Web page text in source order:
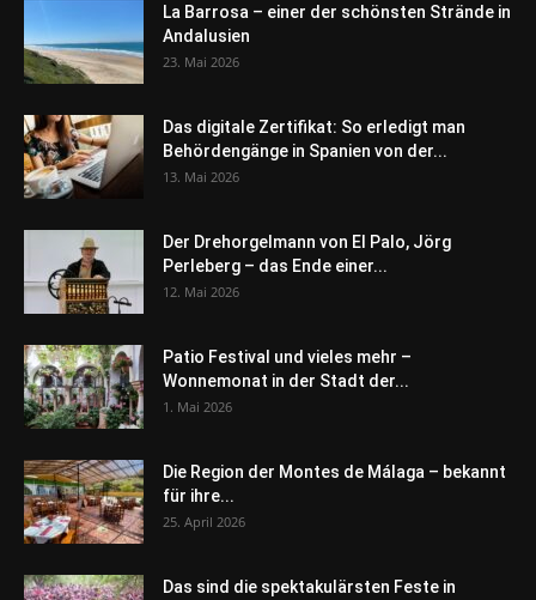
La Barrosa – einer der schönsten Strände in
Andalusien
23. Mai 2026
Das digitale Zertifikat: So erledigt man
Behördengänge in Spanien von der...
13. Mai 2026
Der Drehorgelmann von El Palo, Jörg
Perleberg – das Ende einer...
12. Mai 2026
Patio Festival und vieles mehr –
Wonnemonat in der Stadt der...
1. Mai 2026
Die Region der Montes de Málaga – bekannt
für ihre...
25. April 2026
Das sind die spektakulärsten Feste in